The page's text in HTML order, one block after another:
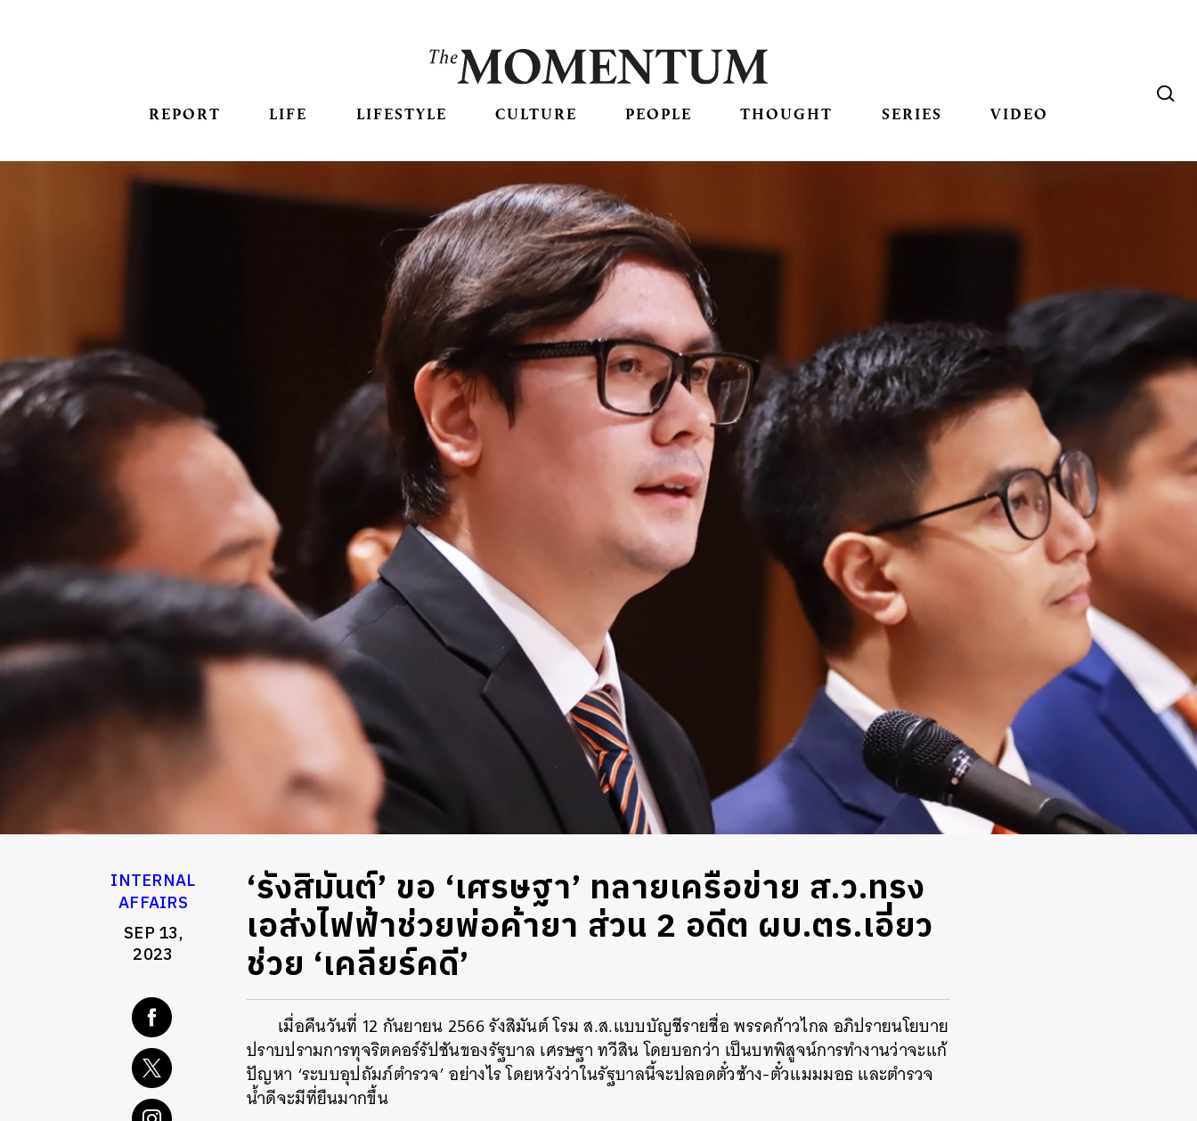
REPORT LIFE LIFESTYLE CULTURE PEOPLE THOUGHT SERIES VIDEO
INTERNAL
AFFAIRS
SEP 13,
2023
‘รังสิมันต์’ ขอ ‘เศรษฐา’ ทลายเครือข่าย ส.ว.ทรง
เอส่งไฟฟ้าช่วยพ่อค้ายา ส่วน 2 อดีต ผบ.ตร.เอี่ยว
ช่วย ‘เคลียร์คดี’
เมื่อคืนวันที่ 12 กันยายน 2566 รังสิมันต์ โรม ส.ส.แบบบัญชีรายชื่อ พรรคก้าวไกล อภิปรายนโยบาย
ปราบปรามการทุจริตคอร์รัปชันของรัฐบาล เศรษฐา ทวีสิน โดยบอกว่า เป็นบทพิสูจน์การทำงานว่าจะแก้
ปัญหา ‘ระบบอุปถัมภ์ตำรวจ’ อย่างไร โดยหวังว่าในรัฐบาลนี้จะปลอดตั๋วช้าง-ตั๋วแมมมอธ และตำรวจ
น้ำดีจะมีที่ยืนมากขึ้น